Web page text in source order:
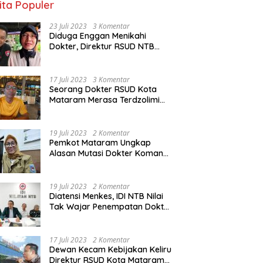
Populer
23 Juli 2023 3 Komentar
Diduga Enggan Menikahi
Dokter, Direktur RSUD NTB
17 Juli 2023 3 Komentar
Seorang Dokter RSUD Kota
Mataram Merasa Terdzolimi
19 Juli 2023 2 Komentar
Pemkot Mataram Ungkap
Alasan Mutasi Dokter Komang
19 Juli 2023 2 Komentar
Diatensi Menkes, IDI NTB Nilai
Tak Wajar Penempatan Dokter
17 Juli 2023 2 Komentar
Dewan Kecam Kebijakan Keliru
Direktur RSUD Kota Mataram